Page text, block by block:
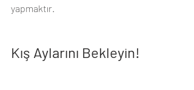
yapmaktır.
Kış Aylarını Bekleyin!